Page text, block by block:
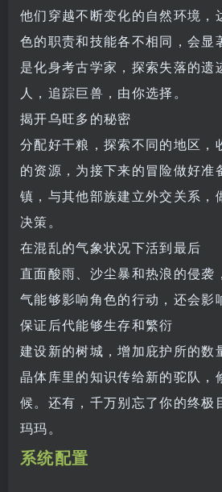
他们穿越不断变化的自然环境，
色的职责和技能各不相同，会显
是化身考古学家，探索失落的遗
人，追踪巨兽，由你选择。
揭开乌旺多的秘密
分配好干粮，探索不同的地区，
的资源，为接下来的冒险做好准
镇，与其他部族建立外交关系，
决策。
在混乱的气象状况下活到最后
直面酸雨、沙尘暴和热浪的侵袭
气能够影响角色的行动，还会影
保证后代能够生存和繁衍
建设新的树城，增加庇护所的数
晶体库里的知识传给新的驼队，
候。还有，千万别忘了你的终极
玛玛。
系统配置